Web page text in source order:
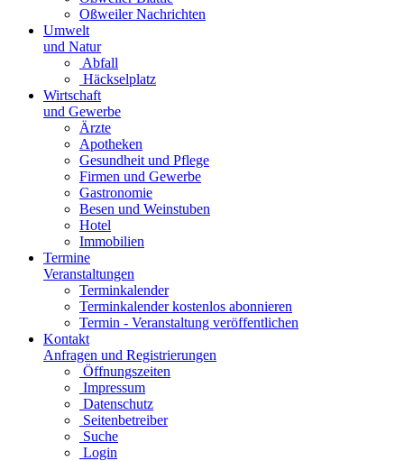
Oßweiler Nachrichten
Umwelt
und Natur
Abfall
Häckselplatz
Wirtschaft
und Gewerbe
Ärzte
Apotheken
Gesundheit und Pflege
Firmen und Gewerbe
Gastronomie
Besen und Weinstuben
Hotel
Immobilien
Termine
Veranstaltungen
Terminkalender
Terminkalender kostenlos abonnieren
Termin - Veranstaltung veröffentlichen
Kontakt
Anfragen und Registrierungen
Öffnungszeiten
Impressum
Datenschutz
Seitenbetreiber
Suche
Login